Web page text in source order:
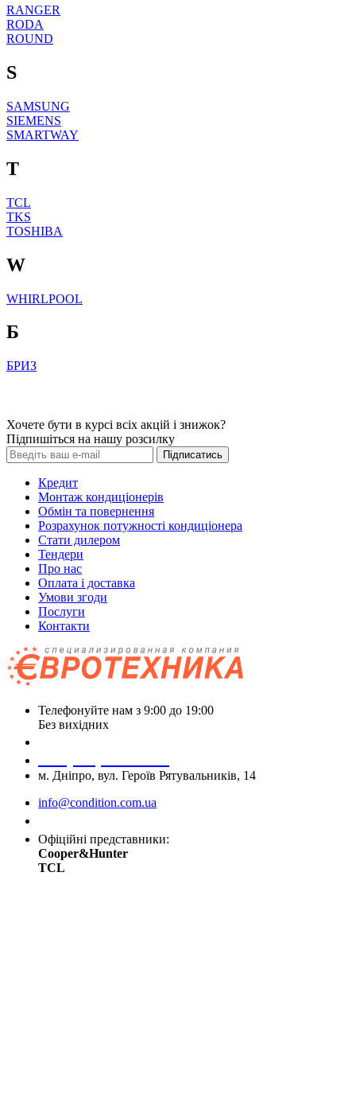
RANGER
RODA
ROUND
S
SAMSUNG
SIEMENS
SMARTWAY
T
TCL
TKS
TOSHIBA
W
WHIRLPOOL
Б
БРИЗ
Хочете бути в курсі всіх акцій і знижок?
Підпишіться на нашу розсилку
Підписатись
Кредит
Монтаж кондиціонерів
Обмін та повернення
Розрахунок потужності кондиціонера
Стати дилером
Тендери
Про нас
Оплата і доставка
Умови згоди
Послуги
Контакти
Телефонуйте нам з 9:00 до 19:00
Без вихідних
м. Дніпро, вул. Героїв Рятувальників, 14
info@condition.com.ua
Офіційні представники:
Cooper&Hunter
TCL